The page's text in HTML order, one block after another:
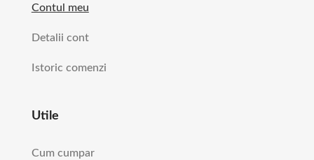
Contul meu
Detalii cont
Istoric comenzi
Utile
Cum cumpar